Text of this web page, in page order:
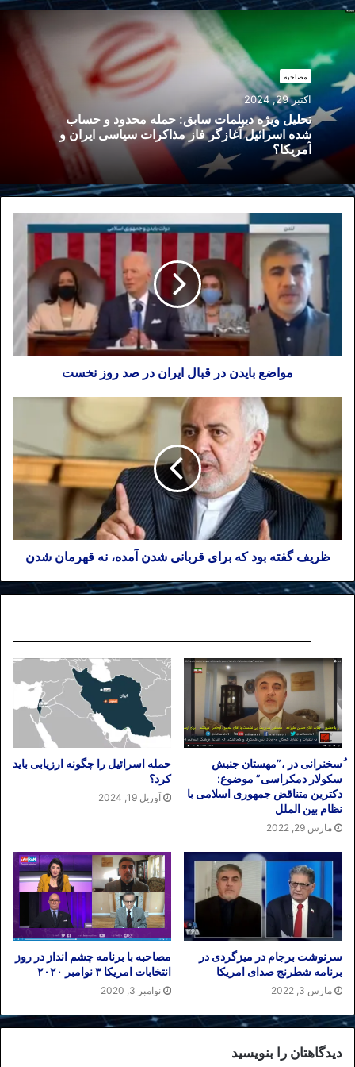
مصاحبه
اکتبر 29, 2024
تحلیل ویژه دیپلمات سابق: حمله محدود و حساب
شده اسرائیل آغازگر فاز مذاکرات سیاسی ایران و
آمریکا؟
مواضع بایدن در قبال ایران در صد روز نخست
ظریف گفته بود که برای قربانی شدن آمده، نه قهرمان شدن
ُسخنرانی در ،”مهستان جنبش
سکولار دمکراسی” موضوع:
دکترین متناقض جمهوری اسلامی با
نظام بین الملل
مارس 29, 2022
حمله اسرائیل را چگونه ارزیابی باید
کرد؟
آوریل 19, 2024
سرنوشت برجام در میزگردی در
برنامه شطرنج صدای امریکا
مارس 3, 2022
مصاحبه با برنامه چشم انداز در روز
انتخابات امریکا ۳ نوامبر ۲۰۲۰
نوامبر 3, 2020
دیدگاهتان را بنویسید